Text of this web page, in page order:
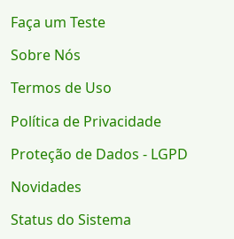
Faça um Teste
Sobre Nós
Termos de Uso
Política de Privacidade
Proteção de Dados - LGPD
Novidades
Status do Sistema